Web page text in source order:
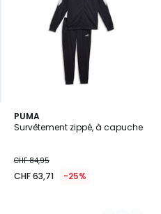
PUMA
Survêtement zippé, à capuche
CHF 84,95
CHF 63,71 -25%
3
Couleurs